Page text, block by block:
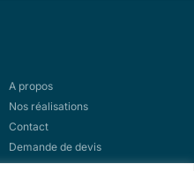
A propos
Nos réalisations
Contact
Demande de devis
Demande de rappel